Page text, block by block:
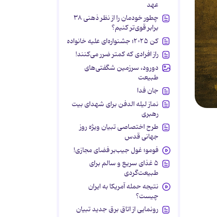
عهد
چطور خودمان را از نظر ذهنی ۳۸
برابر قوی‌تر کنیم؟
کن ۲۰۲۵؛ جشنواره‌ای علیه خانواده
راز افرادی که کمتر ضرر می‌کنند!
دورود، سرزمین شگفتی‌های
طبیعت
جان فدا
نماز لیله الدفن برای شهدای بیت
رهبری
طرح اختصاصی تبیان ویژه روز
جهانی قدس
فومو؛ غول جیب‌بر فضای مجازی!
۵ غذای سریع و سالم برای
طبیعت‌گردی
نتیجه حمله آمریکا به ایران
چیست؟
رونمایی از اتاق برق جدید تبیان